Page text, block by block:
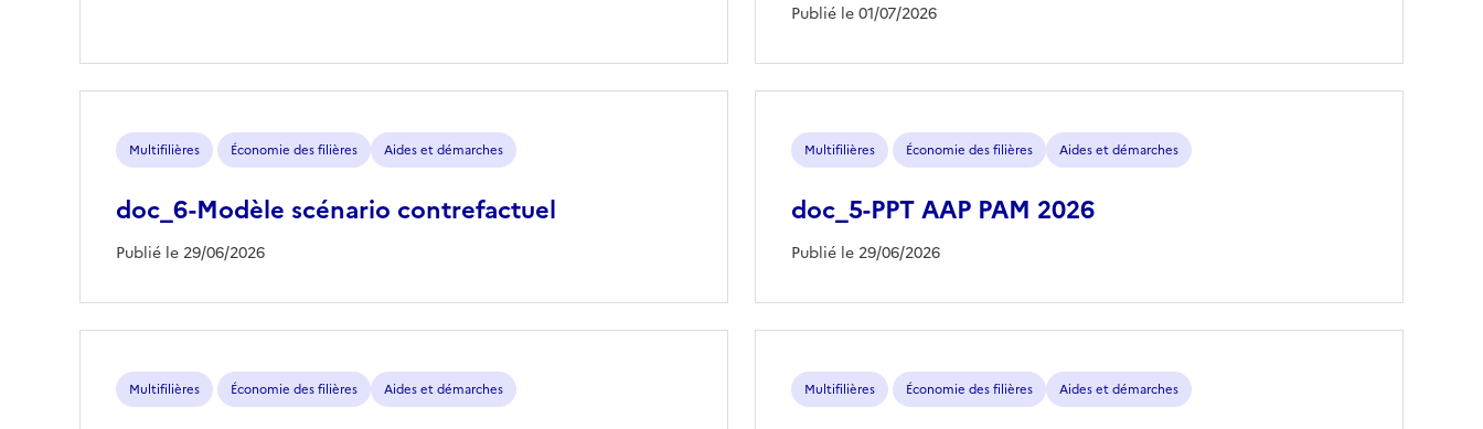
Publié le 01/07/2026
Multifilières Économie des filières Aides et démarches
doc_6-Modèle scénario contrefactuel
Publié le 29/06/2026
Multifilières Économie des filières Aides et démarches
doc_5-PPT AAP PAM 2026
Publié le 29/06/2026
Multifilières Économie des filières Aides et démarches Multifilières Économie des filières Aides et démarches